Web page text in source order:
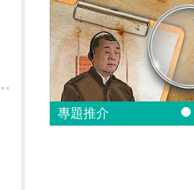
專題推介